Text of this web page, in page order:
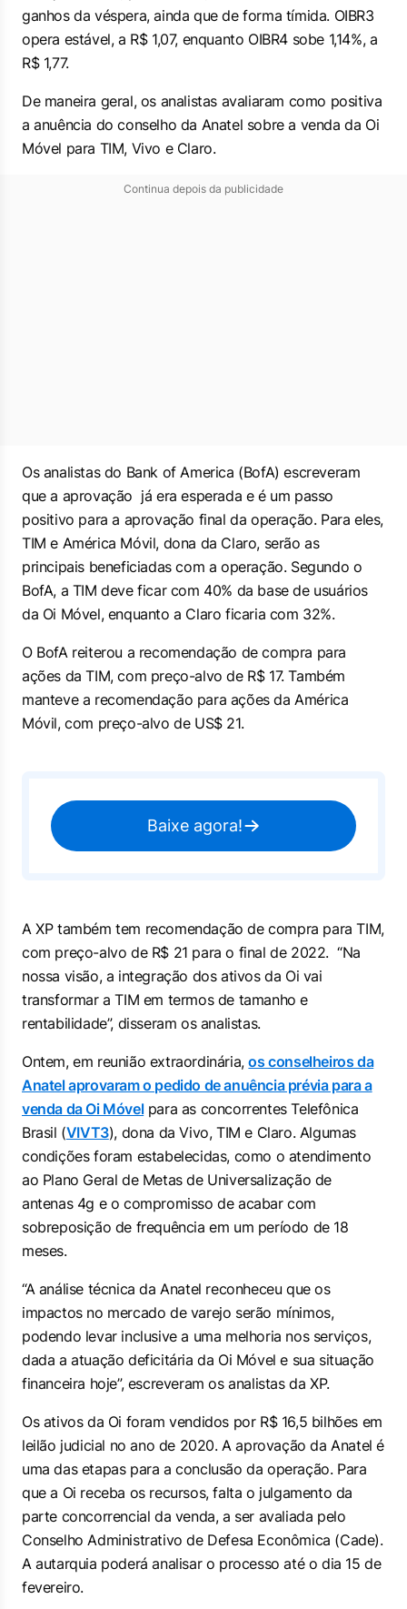
ganhos da véspera, ainda que de forma tímida. OIBR3
opera estável, a R$ 1,07, enquanto OIBR4 sobe 1,14%, a
R$ 1,77.
De maneira geral, os analistas avaliaram como positiva
a anuência do conselho da Anatel sobre a venda da Oi
Móvel para TIM, Vivo e Claro.
Continua depois da publicidade
Os analistas do Bank of America (BofA) escreveram
que a aprovação já era esperada e é um passo
positivo para a aprovação final da operação. Para eles,
TIM e América Móvil, dona da Claro, serão as
principais beneficiadas com a operação. Segundo o
BofA, a TIM deve ficar com 40% da base de usuários
da Oi Móvel, enquanto a Claro ficaria com 32%.
O BofA reiterou a recomendação de compra para
ações da TIM, com preço-alvo de R$ 17. Também
manteve a recomendação para ações da América
Móvil, com preço-alvo de US$ 21.
Baixe agora!
A XP também tem recomendação de compra para TIM,
com preço-alvo de R$ 21 para o final de 2022. “Na
nossa visão, a integração dos ativos da Oi vai
transformar a TIM em termos de tamanho e
rentabilidade”, disseram os analistas.
Ontem, em reunião extraordinária,os conselheiros da
Anatel aprovaram o pedido de anuência prévia para a
venda da Oi Móvelpara as concorrentes Telefônica
Brasil (VIVT3), dona da Vivo, TIM e Claro. Algumas
condições foram estabelecidas, como o atendimento
ao Plano Geral de Metas de Universalização de
antenas 4g e o compromisso de acabar com
sobreposição de frequência em um período de 18
meses.
“A análise técnica da Anatel reconheceu que os
impactos no mercado de varejo serão mínimos,
podendo levar inclusive a uma melhoria nos serviços,
dada a atuação deficitária da Oi Móvel e sua situação
financeira hoje”, escreveram os analistas da XP.
Os ativos da Oi foram vendidos por R$ 16,5 bilhões em
leilão judicial no ano de 2020. A aprovação da Anatel é
uma das etapas para a conclusão da operação. Para
que a Oi receba os recursos, falta o julgamento da
parte concorrencial da venda, a ser avaliada pelo
Conselho Administrativo de Defesa Econômica (Cade).
A autarquia poderá analisar o processo até o dia 15 de
fevereiro.